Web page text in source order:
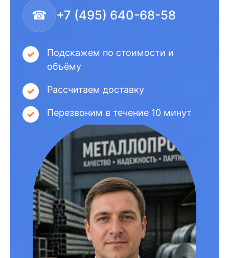
☎ +7 (495) 640-68-58
Подскажем по стоимости и
объёму
Рассчитаем доставку
Перезвоним в течение 10 минут